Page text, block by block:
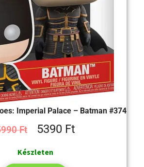
Imperial Palace – Batman #374
Ft 5390 Ft
Készleten